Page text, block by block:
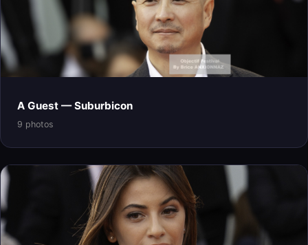
A Guest — Suburbicon
9 photos